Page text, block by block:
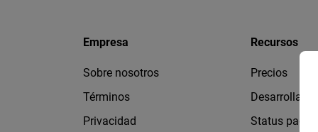
Empresa
Sobre nosotros
Términos
Privacidad
Recursos
Precios
Status page